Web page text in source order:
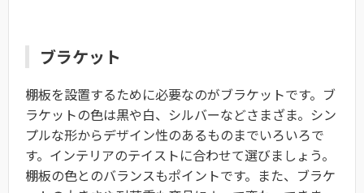
ブラケット
棚板を設置するために必要なのがブラケットです。ブ
ラケットの色は黒や白、シルバーなどさまざま。シン
プルな形からデザイン性のあるものまでいろいろで
す。インテリアのテイストに合わせて選びましょう。
棚板の色とのバランスもポイントです。また、ブラケ